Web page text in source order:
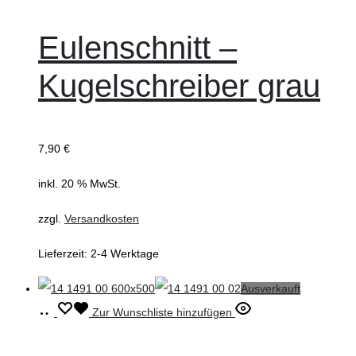
Eulenschnitt –
Kugelschreiber grau
7,90 €
inkl. 20 % MwSt.
zzgl. Versandkosten
Lieferzeit: 2-4 Werktage
Ausverkauft
WeiterlesenZur Wunschliste hinzufügen